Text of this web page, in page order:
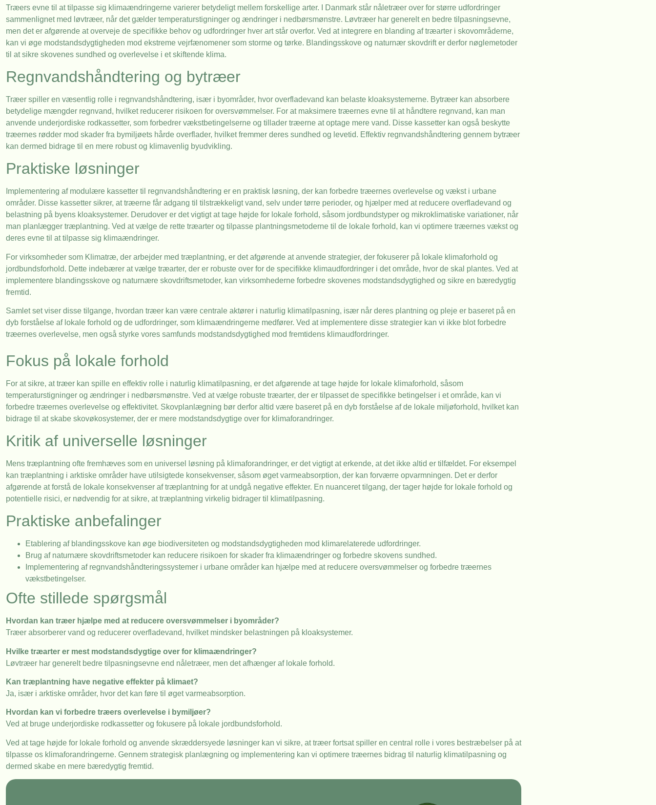
Træers evne til at tilpasse sig klimaændringerne varierer betydeligt mellem forskellige arter. I Danmark står nåletræer over for større udfordringer
sammenlignet med løvtræer, når det gælder temperaturstigninger og ændringer i nedbørsmønstre. Løvtræer har generelt en bedre tilpasningsevne,
men det er afgørende at overveje de specifikke behov og udfordringer hver art står overfor. Ved at integrere en blanding af træarter i skovområderne,
kan vi øge modstandsdygtigheden mod ekstreme vejrfænomener som storme og tørke. Blandingsskove og naturnær skovdrift er derfor nøglemetoder
til at sikre skovenes sundhed og overlevelse i et skiftende klima.
Regnvandshåndtering og bytræer
Træer spiller en væsentlig rolle i regnvandshåndtering, især i byområder, hvor overfladevand kan belaste kloaksystemerne. Bytræer kan absorbere
betydelige mængder regnvand, hvilket reducerer risikoen for oversvømmelser. For at maksimere træernes evne til at håndtere regnvand, kan man
anvende underjordiske rodkassetter, som forbedrer vækstbetingelserne og tillader træerne at optage mere vand. Disse kassetter kan også beskytte
træernes rødder mod skader fra bymiljøets hårde overflader, hvilket fremmer deres sundhed og levetid. Effektiv regnvandshåndtering gennem bytræer
kan dermed bidrage til en mere robust og klimavenlig byudvikling.
Praktiske løsninger
Implementering af modulære kassetter til regnvandshåndtering er en praktisk løsning, der kan forbedre træernes overlevelse og vækst i urbane
områder. Disse kassetter sikrer, at træerne får adgang til tilstrækkeligt vand, selv under tørre perioder, og hjælper med at reducere overfladevand og
belastning på byens kloaksystemer. Derudover er det vigtigt at tage højde for lokale forhold, såsom jordbundstyper og mikroklimatiske variationer, når
man planlægger træplantning. Ved at vælge de rette træarter og tilpasse plantningsmetoderne til de lokale forhold, kan vi optimere træernes vækst og
deres evne til at tilpasse sig klimaændringer.
For virksomheder som Klimatræ, der arbejder med træplantning, er det afgørende at anvende strategier, der fokuserer på lokale klimaforhold og
jordbundsforhold. Dette indebærer at vælge træarter, der er robuste over for de specifikke klimaudfordringer i det område, hvor de skal plantes. Ved at
implementere blandingsskove og naturnære skovdriftsmetoder, kan virksomhederne forbedre skovenes modstandsdygtighed og sikre en bæredygtig
fremtid.
Samlet set viser disse tilgange, hvordan træer kan være centrale aktører i naturlig klimatilpasning, især når deres plantning og pleje er baseret på en
dyb forståelse af lokale forhold og de udfordringer, som klimaændringerne medfører. Ved at implementere disse strategier kan vi ikke blot forbedre
træernes overlevelse, men også styrke vores samfunds modstandsdygtighed mod fremtidens klimaudfordringer.
Fokus på lokale forhold
For at sikre, at træer kan spille en effektiv rolle i naturlig klimatilpasning, er det afgørende at tage højde for lokale klimaforhold, såsom
temperaturstigninger og ændringer i nedbørsmønstre. Ved at vælge robuste træarter, der er tilpasset de specifikke betingelser i et område, kan vi
forbedre træernes overlevelse og effektivitet. Skovplanlægning bør derfor altid være baseret på en dyb forståelse af de lokale miljøforhold, hvilket kan
bidrage til at skabe skovøkosystemer, der er mere modstandsdygtige over for klimaforandringer.
Kritik af universelle løsninger
Mens træplantning ofte fremhæves som en universel løsning på klimaforandringer, er det vigtigt at erkende, at det ikke altid er tilfældet. For eksempel
kan træplantning i arktiske områder have utilsigtede konsekvenser, såsom øget varmeabsorption, der kan forværre opvarmningen. Det er derfor
afgørende at forstå de lokale konsekvenser af træplantning for at undgå negative effekter. En nuanceret tilgang, der tager højde for lokale forhold og
potentielle risici, er nødvendig for at sikre, at træplantning virkelig bidrager til klimatilpasning.
Praktiske anbefalinger
Etablering af blandingsskove kan øge biodiversiteten og modstandsdygtigheden mod klimarelaterede udfordringer.
Brug af naturnære skovdriftsmetoder kan reducere risikoen for skader fra klimaændringer og forbedre skovens sundhed.
Implementering af regnvandshåndteringssystemer i urbane områder kan hjælpe med at reducere oversvømmelser og forbedre træernes
vækstbetingelser.
Ofte stillede spørgsmål
Hvordan kan træer hjælpe med at reducere oversvømmelser i byområder?
Træer absorberer vand og reducerer overfladevand, hvilket mindsker belastningen på kloaksystemer.
Hvilke træarter er mest modstandsdygtige over for klimaændringer?
Løvtræer har generelt bedre tilpasningsevne end nåletræer, men det afhænger af lokale forhold.
Kan træplantning have negative effekter på klimaet?
Ja, især i arktiske områder, hvor det kan føre til øget varmeabsorption.
Hvordan kan vi forbedre træers overlevelse i bymiljøer?
Ved at bruge underjordiske rodkassetter og fokusere på lokale jordbundsforhold.
Ved at tage højde for lokale forhold og anvende skræddersyede løsninger kan vi sikre, at træer fortsat spiller en central rolle i vores bestræbelser på at
tilpasse os klimaforandringerne. Gennem strategisk planlægning og implementering kan vi optimere træernes bidrag til naturlig klimatilpasning og
dermed skabe en mere bæredygtig fremtid.